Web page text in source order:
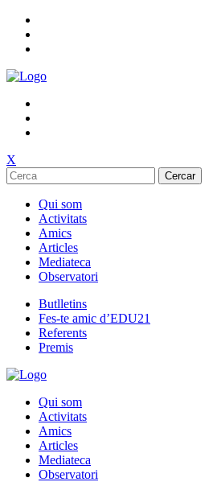
X
Cercar
Qui som
Activitats
Amics
Articles
Mediateca
Observatori
Butlletins
Fes-te amic d’EDU21
Referents
Premis
Qui som
Activitats
Amics
Articles
Mediateca
Observatori